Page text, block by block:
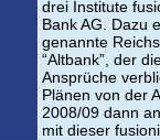
drei Institute
Bank AG. Dazu
genannte
“Altbank”, der
Ansprüche
Plänen von der
2008/09 dann
mit dieser